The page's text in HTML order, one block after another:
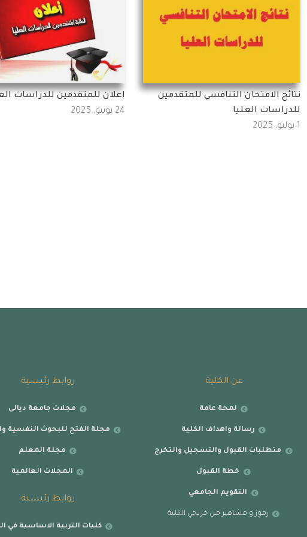
نتائج الامتحان التنافسي للمتقدمين
للدراسات العليا
1 يوليو, 2025
اعلان للمتقدمين للدراسات
24 يونيو, 2025
عن الكلية
لمحة عامة
رسالة واهداف الكلية
متطلبات القبول والتسجيل والتخرج
خطة القبول
التقويم الجامعي
رموز و مشاهير من خريجي الكلية
روابط رئيسية
مجلات جامعة ديالى
مجلة الفتح للبحوث النفسية
مجلة المعلم
المجلات العالمية
روابط رئيسية
كليات التربية الاساسية في